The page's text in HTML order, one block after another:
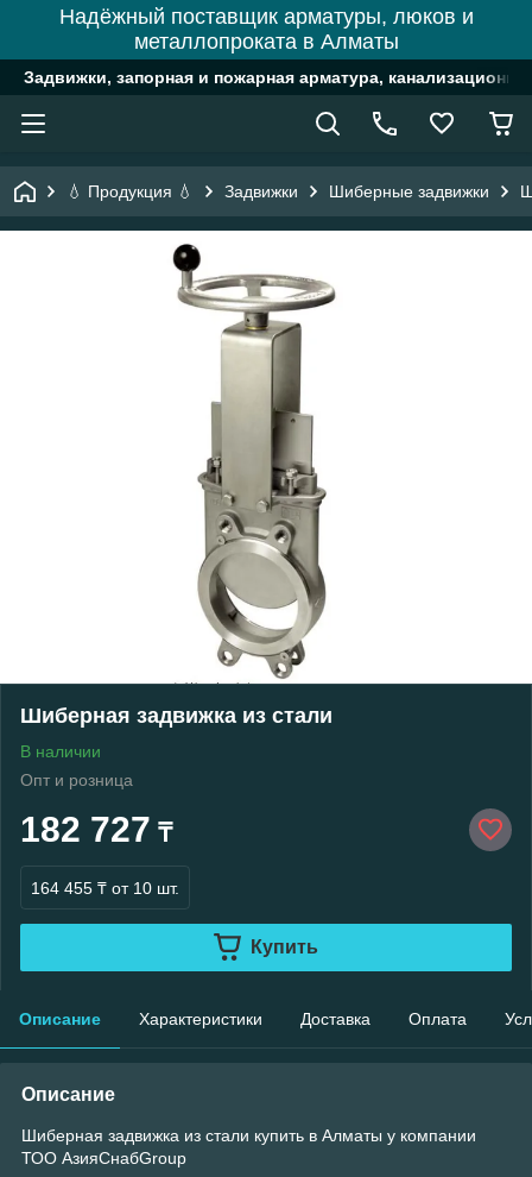
Надёжный поставщик арматуры, люков и
металлопроката в Алматы
Задвижки, запорная и пожарная арматура,
💧 Продукция 💧 Задвижки Шиберные задвижки
Шиберная задвижка из стали
В наличии
Опт и розница
182 727 ₸
164 455 ₸ от 10 шт.
Купить
Описание Характеристики Доставка Оплата
Описание
Шиберная задвижка из стали купить в Алматы у компании
ТОО АзияСнабGroup